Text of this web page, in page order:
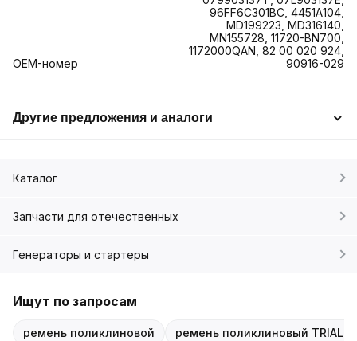
OEM-номер
96FF6C301BC, 4451A104,
MD199223, MD316140,
MN155728, 11720-BN700,
1172000QAN, 82 00 020 924,
90916-029
Другие предложения и аналоги
Каталог
Запчасти для отечественных
Генераторы и стартеры
Ищут по запросам
ремень поликлиновой ремень поликлиновый TRIALLI